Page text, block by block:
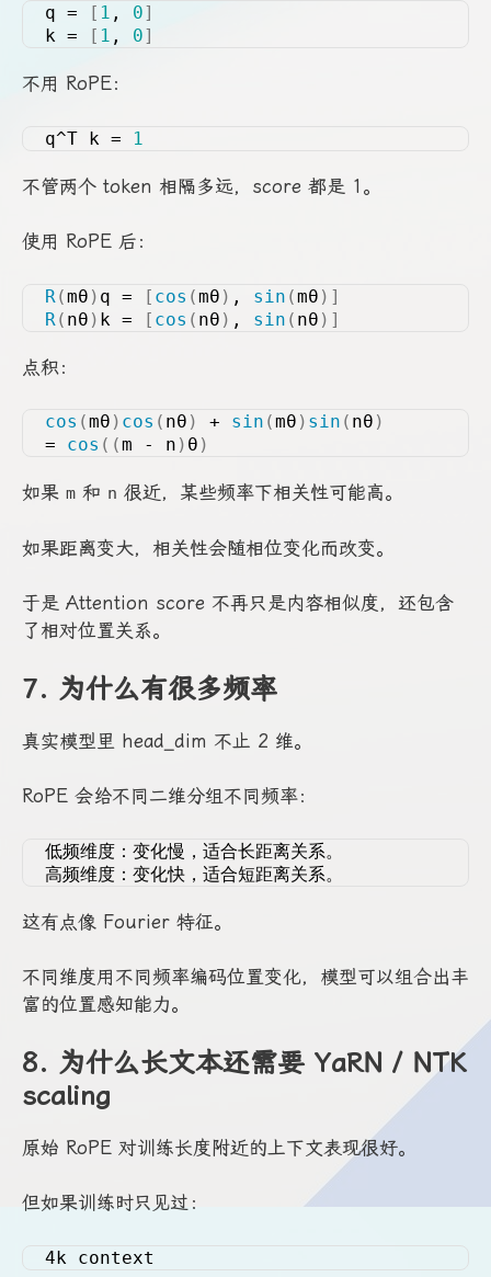
q = [ 1 , 0]
k =
[ 1 , 0]
不用 RoPE：
q^T k = 1
不管两个 token 相隔多远，score 都是 1。
使用 RoPE 后：
R (mθ ) q = [ cos (mθ ) , sin (mθ )]
R ( nθ ) k = [ cos ( nθ ) , sin ( nθ )]
点积：
cos (mθ ) cos ( nθ ) + sin (mθ ) sin ( nθ )
= cos ((m - n ) θ )
如果 m 和 n 很近，某些频率下相关性可能高。
如果距离变大，相关性会随相位变化而改变。
于是 Attention score 不再只是内容相似度，还包含
了相对位置关系。
7. 为什么有很多频率
真实模型里 head_dim 不止 2 维。
RoPE 会给不同二维分组不同频率：
低频维度：变化慢，适合长距离关系。
高频维度：变化快，适合短距离关系。
这有点像 Fourier 特征。
不同维度用不同频率编码位置变化，模型可以组合出丰
富的位置感知能力。
8. 为什么长文本还需要 YaRN / NTK
scaling
原始 RoPE 对训练长度附近的上下文表现很好。
但如果训练时只见过：
4k context